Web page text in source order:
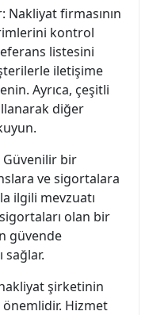
Nakliyat firmasının
kontrol
listesini
iletişime
Ayrıca, çeşitli
diğer
Güvenilir bir
ve sigortalara
ilgili mevzuatı
olan bir
güvende
sağlar.
şirketinin
önemlidir. Hizmet